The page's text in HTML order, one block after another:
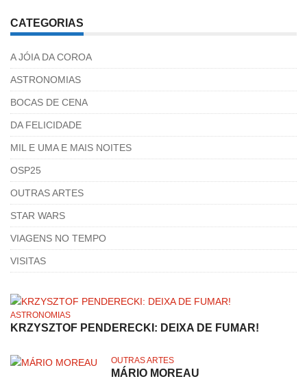
CATEGORIAS
A JÓIA DA COROA
ASTRONOMIAS
BOCAS DE CENA
DA FELICIDADE
MIL E UMA E MAIS NOITES
OSP25
OUTRAS ARTES
STAR WARS
VIAGENS NO TEMPO
VISITAS
ASTRONOMIAS
KRZYSZTOF PENDERECKI: DEIXA DE FUMAR!
OUTRAS ARTES
MÁRIO MOREAU